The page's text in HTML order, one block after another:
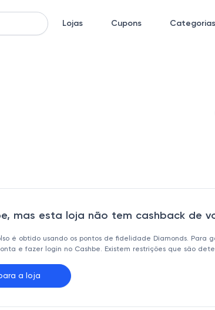
Lojas Cupons Categorias
mas esta loja não tem cashback de
é obtido usando os pontos de fidelidade Diamonds. Para
e fazer login no Cashbe. Existem restrições que são
a loja